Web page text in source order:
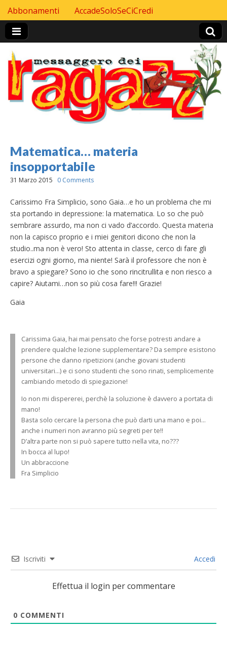
Header Top menu
Skip to content
Abbonamenti AccadeSoloSeCiCredi
Matematica… materia
insopportabile
31 Marzo 2015 0 Comments
Carissimo Fra Simplicio, sono Gaia…e ho un problema che mi
sta portando in depressione: la matematica. Lo so che può
sembrare assurdo, ma non ci vado d’accordo. Questa materia
non la capisco proprio e i miei genitori dicono che non la
studio..ma non è vero! Sto attenta in classe, cerco di fare gli
esercizi ogni giorno, ma niente! Sarà il professore che non è
bravo a spiegare? Sono io che sono rincitrullita e non riesco a
capire? Aiutami…non so più cosa fare!!! Grazie!
Gaia
Carissima Gaia, hai mai pensato che forse potresti andare a
prendere qualche lezione supplementare? Da sempre esistono
persone che danno ripetizioni (anche giovani studenti
universitari…) e ci sono studenti che sono rinati, semplicemente
cambiando metodo di spiegazione!
Io non mi dispererei, perchè la soluzione è davvero a portata di
mano!
Basta solo cercare la persona che può darti una mano e poi…
anche i numeri non avranno più segreti per te!!
D’altra parte non si può sapere tutto nella vita, no???
In bocca al lupo!
Un abbraccione
Fra Simplicio
Iscriviti Accedi
Effettua il login per commentare
0 COMMENTI